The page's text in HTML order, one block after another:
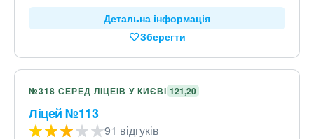
Детальна інформація
Зберегти
№318 СЕРЕД ЛІЦЕЇВ У КИЄВІ 121,20
Ліцей №113
91 відгуків